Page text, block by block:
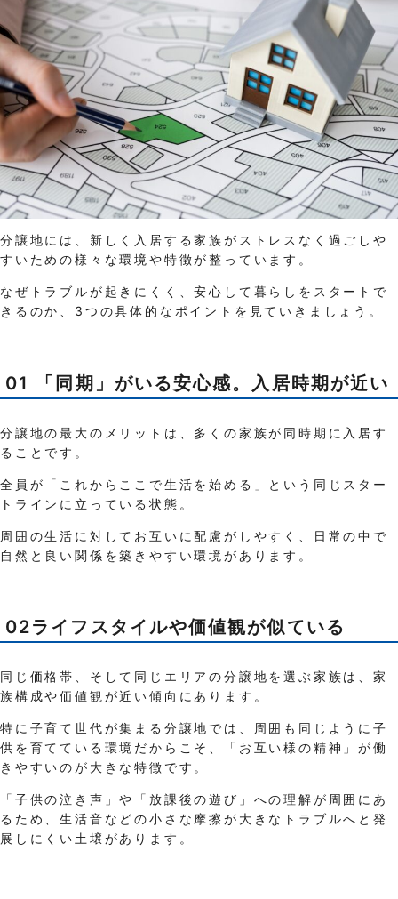
分譲地には、新しく入居する家族がストレスなく過ごしや
すいための様々な環境や特徴が整っています。
なぜトラブルが起きにくく、安心して暮らしをスタートで
きるのか、3つの具体的なポイントを見ていきましょう。
01 「同期」がいる安心感。入居時期が近い
分譲地の最大のメリットは、多くの家族が同時期に入居す
ることです。
全員が「これからここで生活を始める」という同じスター
トラインに立っている状態。
周囲の生活に対してお互いに配慮がしやすく、日常の中で
自然と良い関係を築きやすい環境があります。
02ライフスタイルや価値観が似ている
同じ価格帯、そして同じエリアの分譲地を選ぶ家族は、家
族構成や価値観が近い傾向にあります。
特に子育て世代が集まる分譲地では、周囲も同じように子
供を育てている環境だからこそ、「お互い様の精神」が働
きやすいのが大きな特徴です。
「子供の泣き声」や「放課後の遊び」への理解が周囲にあ
るため、生活音などの小さな摩擦が大きなトラブルへと発
展しにくい土壌があります。